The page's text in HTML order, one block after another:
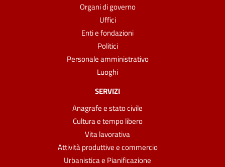
Organi di governo
Uffici
Enti e fondazioni
Politici
Personale amministrativo
Luoghi
SERVIZI
Anagrafe e stato civile
Cultura e tempo libero
Vita lavorativa
Attività produttive e commercio
Urbanistica e Pianificazione